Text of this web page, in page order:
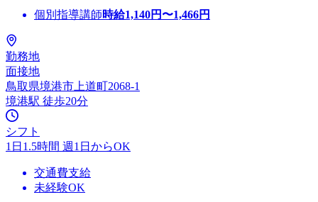
個別指導講師時給1,140円〜1,466円
勤務地
面接地
鳥取県境港市上道町2068-1
境港駅 徒歩20分
シフト
1日1.5時間 週1日からOK
交通費支給
未経験OK